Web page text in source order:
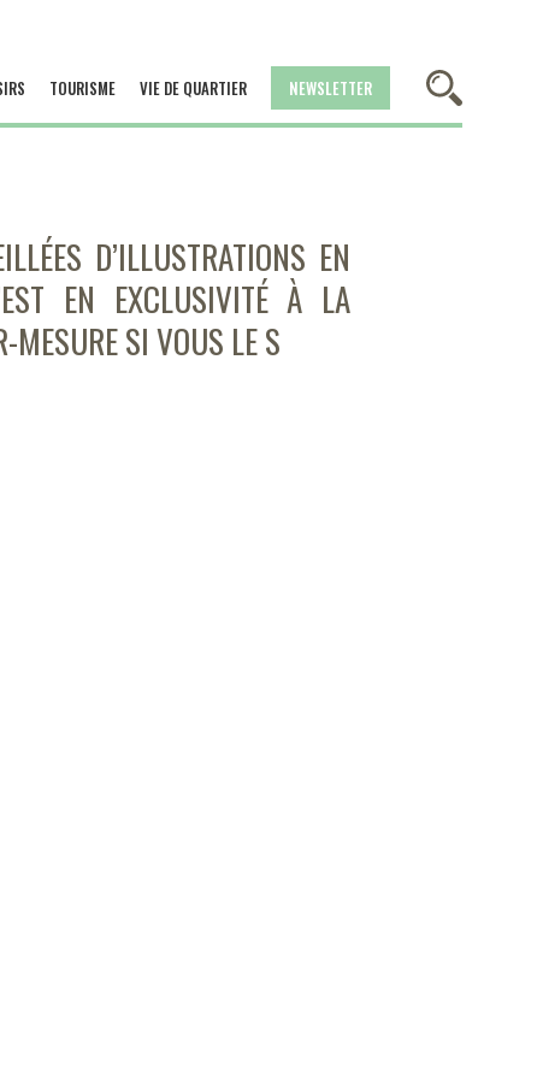
TOURISME VIE DE QUARTIER NEWSLETTER
D’ILLUSTRATIONS EN
EN EXCLUSIVITÉ À LA
MESURE SI VOUS LE S